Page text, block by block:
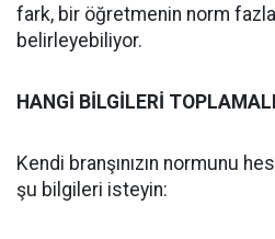
fark, bir öğretmenin norm
belirleyebiliyor.
HANGİ BİLGİLERİ
Kendi branşınızın normunu
şu bilgileri isteyin: